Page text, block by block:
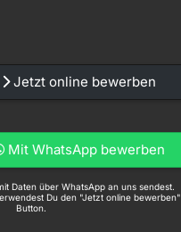
Jetzt online bewerben
Mit WhatsApp bewerben
Daten über WhatsApp an uns sendest.
Du den "Jetzt online bewerben"
Button.